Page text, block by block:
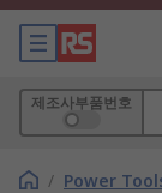
제조사부품번호
/ Power